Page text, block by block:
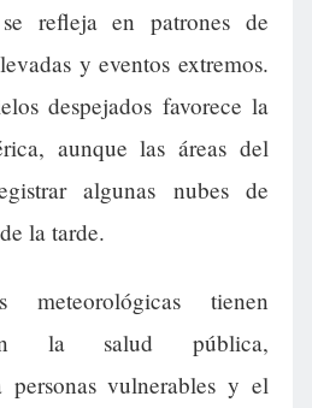
refleja en patrones de
y eventos extremos.
despejados favorece la
aunque las áreas del
algunas nubes de
la tarde.
meteorológicas tienen
la salud pública,
personas vulnerables y el